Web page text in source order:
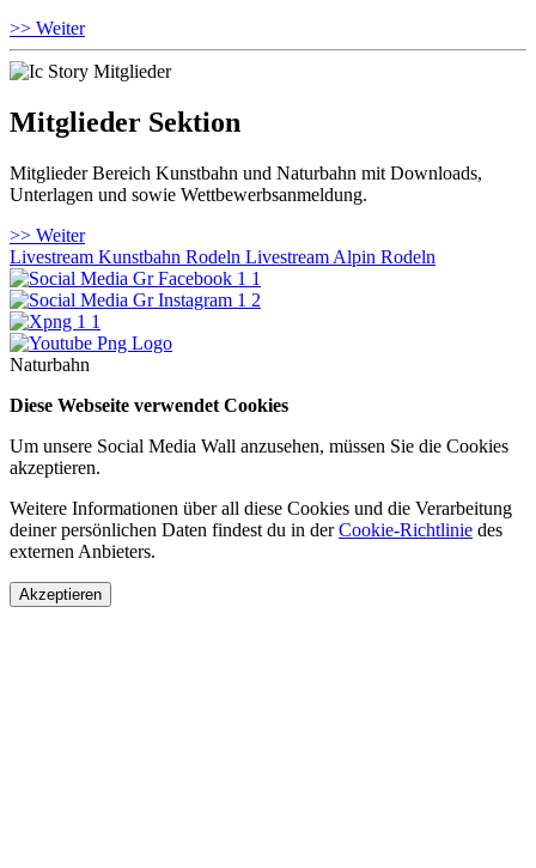
>> Weiter
Mitglieder Sektion
Mitglieder Bereich Kunstbahn und Naturbahn mit Downloads,
Unterlagen und sowie Wettbewerbsanmeldung.
>> Weiter
Livestream Kunstbahn Rodeln Livestream Alpin Rodeln
Naturbahn
Diese Webseite verwendet Cookies
Um unsere Social Media Wall anzusehen, müssen Sie die Cookies
akzeptieren.
Weitere Informationen über all diese Cookies und die Verarbeitung
deiner persönlichen Daten findest du in derCookie-Richtlinie des
externen Anbieters.
Akzeptieren